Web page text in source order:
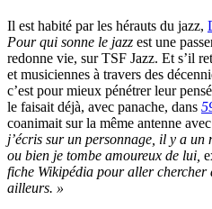
Il est habité par les hérauts du jazz,
Pour qui sonne le jazz est une
redonne vie, sur TSF Jazz. Et s’il
et musiciennes à travers des
c’est pour mieux pénétrer leur
le faisait déjà, avec panache, dans
coanimait sur la même antenne
j’écris sur un personnage, il y a un
ou bien je tombe amoureux de lui,
fiche Wikipédia pour aller chercher
ailleurs. »